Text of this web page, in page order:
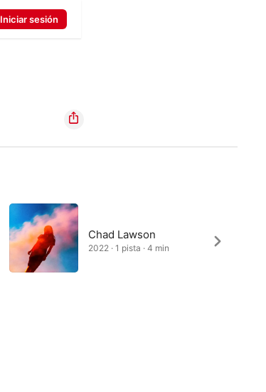
Iniciar sesión
Chad Lawson
2022 · 1 pista · 4 min